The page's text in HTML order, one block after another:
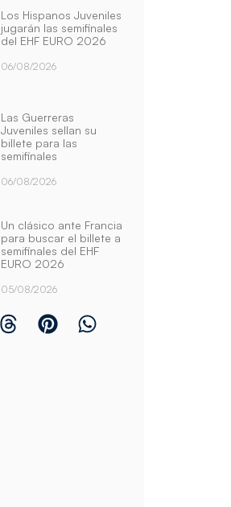
Los Hispanos Juveniles
jugarán las semifinales
del EHF EURO 2026
06/08/2026
Las Guerreras
Juveniles sellan su
billete para las
semifinales
06/08/2026
Un clásico ante Francia
para buscar el billete a
semifinales del EHF
EURO 2026
05/08/2026